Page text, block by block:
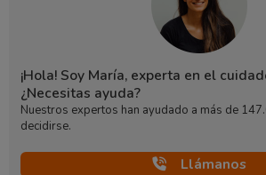
¡Hola! Soy María, experta en el
¿Necesitas ayuda?
Nuestros expertos han ayudado a más de
decidirse.
Llámanos